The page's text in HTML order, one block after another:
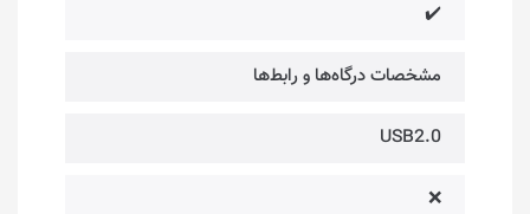
✔️
مشخصات درگاه‌ها و رابط‌ها
USB2.0
❌